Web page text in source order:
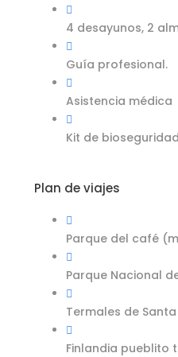
4 desayunos, 2
Guía profesional.
Asistencia médica
Kit de
Plan de viajes
Parque del café
Parque Nacional
Termales de
Finlandia pueblito